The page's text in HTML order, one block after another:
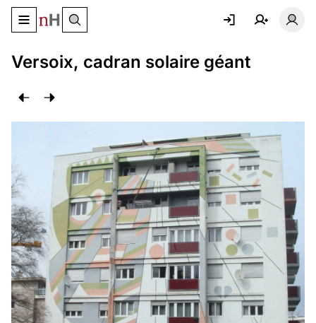
Basculer le menu de navigation
Versoix, cadran solaire géant